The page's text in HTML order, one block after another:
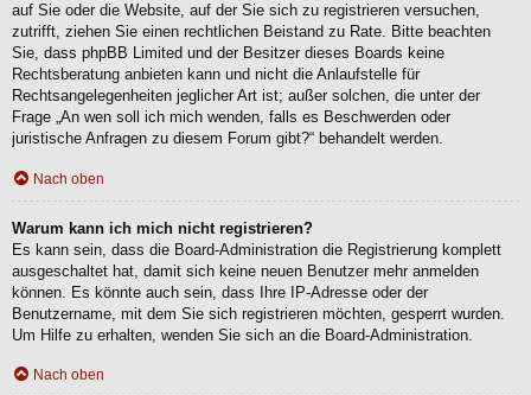
auf Sie oder die Website, auf der Sie sich zu registrieren versuchen,
zutrifft, ziehen Sie einen rechtlichen Beistand zu Rate. Bitte beachten
Sie, dass phpBB Limited und der Besitzer dieses Boards keine
Rechtsberatung anbieten kann und nicht die Anlaufstelle für
Rechtsangelegenheiten jeglicher Art ist; außer solchen, die unter der
Frage „An wen soll ich mich wenden, falls es Beschwerden oder
juristische Anfragen zu diesem Forum gibt?“ behandelt werden.
Nach oben
Warum kann ich mich nicht registrieren?
Es kann sein, dass die Board-Administration die Registrierung komplett
ausgeschaltet hat, damit sich keine neuen Benutzer mehr anmelden
können. Es könnte auch sein, dass Ihre IP-Adresse oder der
Benutzername, mit dem Sie sich registrieren möchten, gesperrt wurden.
Um Hilfe zu erhalten, wenden Sie sich an die Board-Administration.
Nach oben